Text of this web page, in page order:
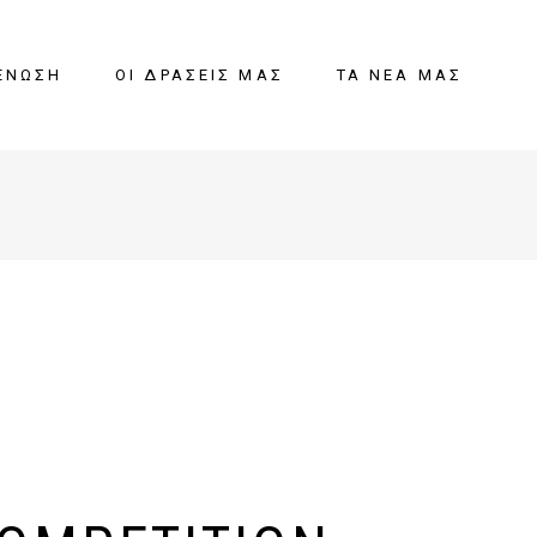
ΟΙ ΔΡΆΣΕΙΣ ΜΑΣ ΤΑ ΝΈΑ ΜΑΣ